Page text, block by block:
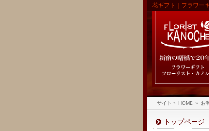
花ギフト｜フラワー
サイト » HOME » お
トップページ